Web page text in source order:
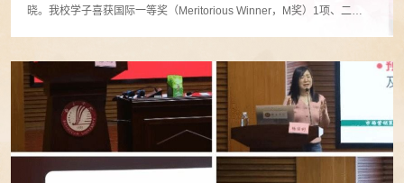
晓。我校学子喜获国际一等奖（Meritorious Winner，M奖）1项、二等